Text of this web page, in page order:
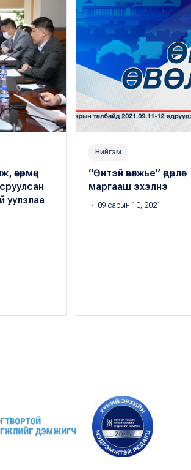
өвөрмөц
уулзлаа
Нийгэм
“Өнтэй өвөлжье” өдөрлөг
маргааш эхэлнэ
・ 09 сарын 10, 2021